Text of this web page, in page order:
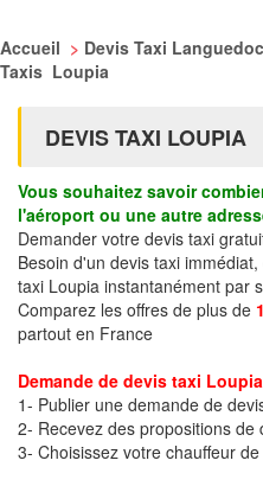
Accueil > Devis Taxi
Taxis Loupia
DEVIS TAXI LOUPIA
Vous souhaitez savoir
l'aéroport ou une autre
Demander votre devis taxi
Besoin d'un devis taxi
taxi Loupia instantanément par
Comparez les offres de plus de
partout en France
Demande de devis taxi Loupia
1- Publier une demande de
2- Recevez des propositions de
3- Choisissez votre chauffeur